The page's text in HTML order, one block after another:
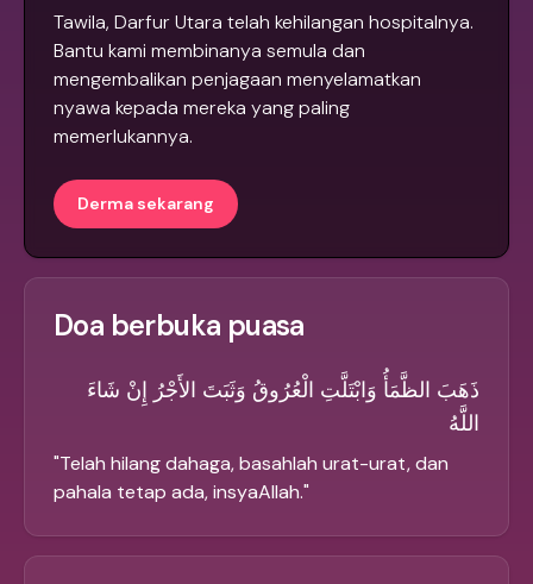
Tawila, Darfur Utara telah kehilangan hospitalnya.
Bantu kami membinanya semula dan
mengembalikan penjagaan menyelamatkan
nyawa kepada mereka yang paling
memerlukannya.
Derma sekarang
Doa berbuka puasa
ذَهَبَ الظَّمَأُ وَابْتَلَّتِ الْعُرُوقُ وَثَبَتَ الأَجْرُ إِنْ شَاءَ
اللَّهُ
"Telah hilang dahaga, basahlah urat-urat, dan
pahala tetap ada, insyaAllah."